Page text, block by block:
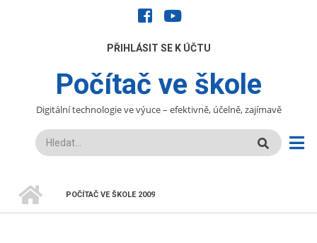
facebookyoutube
UŽIVATELÉPŘIHLÁSIT SE K ÚČTU
Počítač ve škole
Digitální technologie ve výuce – efektivně, účelně, zajímavě
Hledat
DROBEČKOVÁ
POČÍTAČ VE ŠKOLE 2009